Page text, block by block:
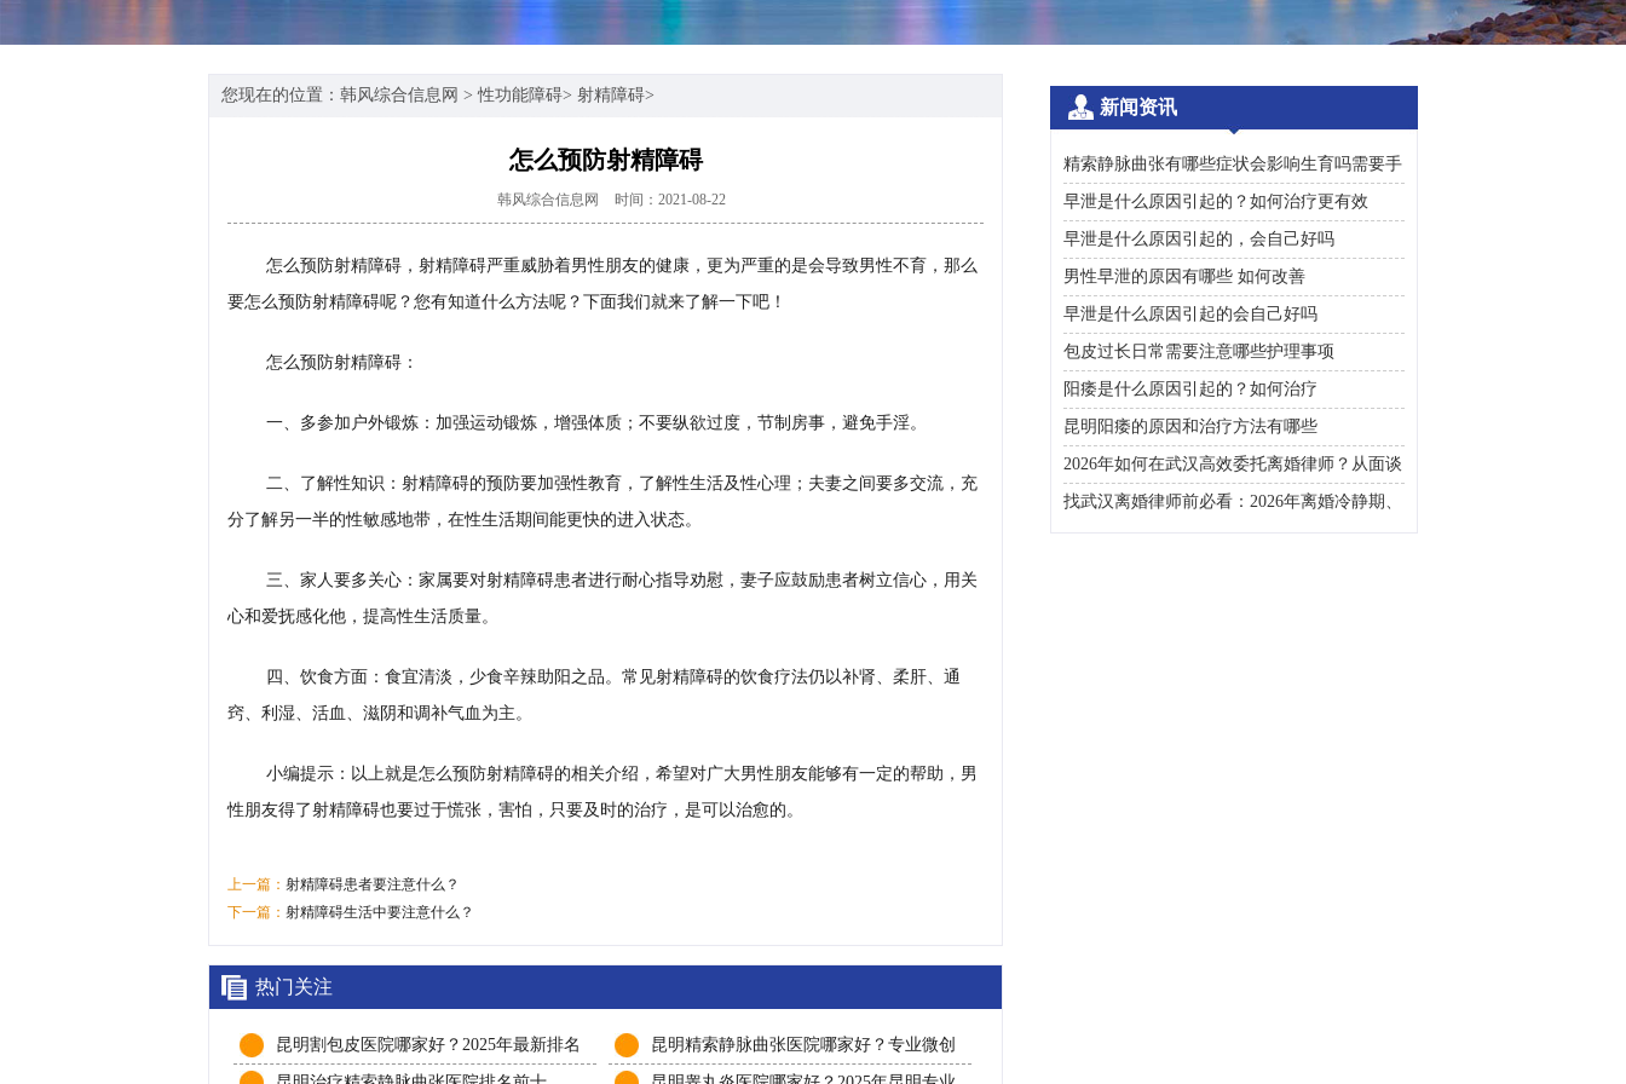
您现在的位置： 韩风综合信息网 >性功能障碍> 射精障碍>
怎么预防射精障碍
韩风综合信息网 时间：2021-08-22
怎么预防射精障碍，射精障碍严重威胁着男性朋友的健康，更为严重的是会导致男性不育，那么
要怎么预防射精障碍呢？您有知道什么方法呢？下面我们就来了解一下吧！
怎么预防射精障碍：
一、多参加户外锻炼：加强运动锻炼，增强体质；不要纵欲过度，节制房事，避免手淫。
二、了解性知识：射精障碍的预防要加强性教育，了解性生活及性心理；夫妻之间要多交流，充
分了解另一半的性敏感地带，在性生活期间能更快的进入状态。
三、家人要多关心：家属要对射精障碍患者进行耐心指导劝慰，妻子应鼓励患者树立信心，用关
心和爱抚感化他，提高性生活质量。
四、饮食方面：食宜清淡，少食辛辣助阳之品。常见射精障碍的饮食疗法仍以补肾、柔肝、通
窍、利湿、活血、滋阴和调补气血为主。
小编提示：以上就是怎么预防射精障碍的相关介绍，希望对广大男性朋友能够有一定的帮助，男
性朋友得了射精障碍也要过于慌张，害怕，只要及时的治疗，是可以治愈的。
上一篇： 射精障碍患者要注意什么？
下一篇： 射精障碍生活中要注意什么？
热门关注
昆明割包皮医院哪家好？2025年最新排名
及价格参考，看完不踩坑
昆明精索静脉曲张医院哪家好？专业微创
诊疗与患者口碑推荐
新闻资讯
精索静脉曲张有哪些症状会影响生育吗需要手
术治疗吗
早泄是什么原因引起的？如何治疗更有效
早泄是什么原因引起的，会自己好吗
男性早泄的原因有哪些 如何改善
早泄是什么原因引起的会自己好吗
包皮过长日常需要注意哪些护理事项
阳痿是什么原因引起的？如何治疗
昆明阳痿的原因和治疗方法有哪些
2026年如何在武汉高效委托离婚律师？从面谈
咨询到判决执行的完整避雷手册
找武汉离婚律师前必看：2026年离婚冷静期、